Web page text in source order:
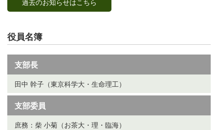
過去のお知らせはこちら
役員名簿
支部長
田中 幹子（東京科学大・生命理工）
支部委員
庶務：柴 小菊（お茶大・理・臨海）